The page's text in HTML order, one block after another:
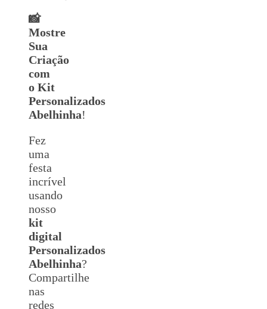
📸
Mostre
Sua
Criação
com
o Kit
Personalizados
Abelhinha!
Fez
uma
festa
incrível
usando
nosso
kit
digital
Personalizados
Abelhinha?
Compartilhe
nas
redes